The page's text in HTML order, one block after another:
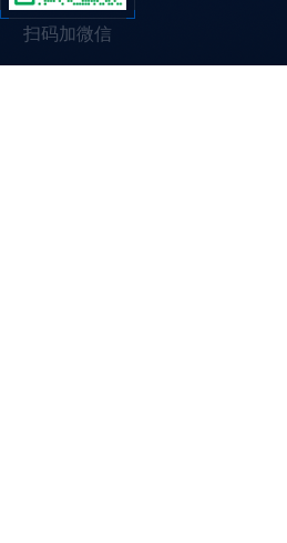
扫码加微信